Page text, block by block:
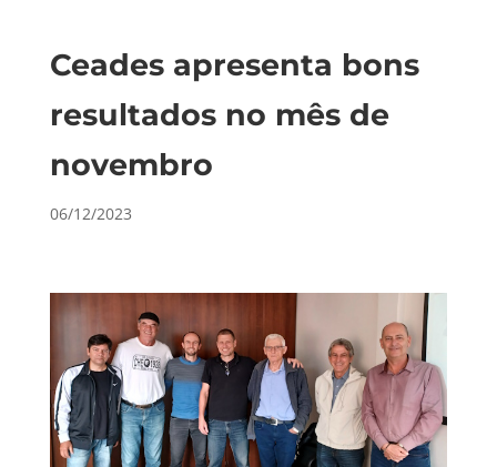
Ceades apresenta bons
resultados no mês de
novembro
06/12/2023